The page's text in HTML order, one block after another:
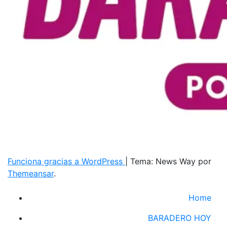
Funciona gracias a WordPress
Tema: News Way por
Themeansar.
Home
BARADERO HOY